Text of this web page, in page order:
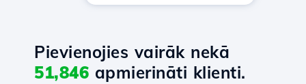
Pievienojies vairāk nekā
51,846 apmierināti klienti.